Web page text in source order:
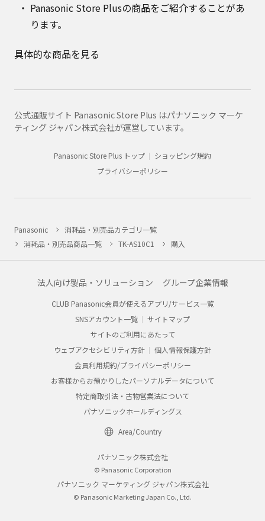
Panasonic Store Plusの商品をご紹介することがあ
ります。
具体的な商品を見る
公式通販サイト Panasonic Store Plus はパナソニック マーケ
ティング ジャパン株式会社が運営しています。
Panasonic Store Plus トップ
ショッピング規約
プライバシーポリシー
Panasonic
消耗品・別売品カテゴリ一覧
消耗品・別売品商品一覧
TK-AS10C1 購入
法人向け製品・ソリューション グループ企業情報
CLUB Panasonic会員が使えるアプリ/サービス一覧
SNSアカウント一覧
サイトマップ
サイトのご利用にあたって
ウェブアクセシビリティ方針
個人情報保護方針
会員利用規約/プライバシーポリシー
お客様からお預かりしたパーソナルデータについて
特定商取引法・古物営業法について
パナソニックホールディングス
Area/Country
パナソニック株式会社
© Panasonic Corporation
パナソニック マーケティング ジャパン株式会社
© Panasonic Marketing Japan Co., Ltd.